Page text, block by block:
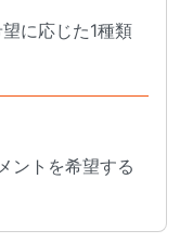
に応じた1種類
ントを希望する